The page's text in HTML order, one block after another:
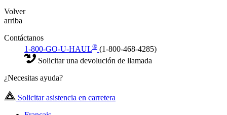
Volver
arriba
Contáctanos
1-800-GO-U-HAUL® (1-800-468-4285)
Solicitar una devolución de llamada
¿Necesitas ayuda?
Solicitar asistencia en carretera